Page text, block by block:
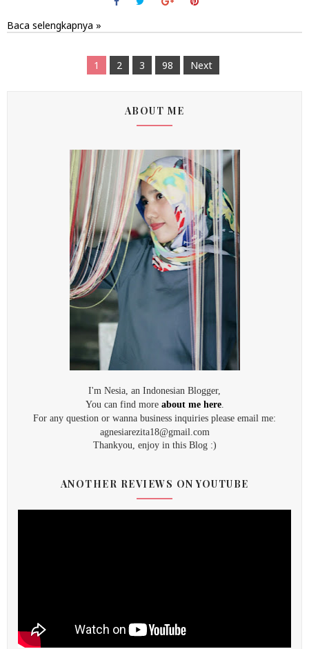
Baca selengkapnya »
1 2 3 98 Next
ABOUT ME
I'm Nesia, an Indonesian Blogger,
You can find more about me here.
For any question or wanna business inquiries please email me:
agnesiarezita18@gmail.com
Thankyou, enjoy in this Blog :)
ANOTHER REVIEWS ON YOUTUBE